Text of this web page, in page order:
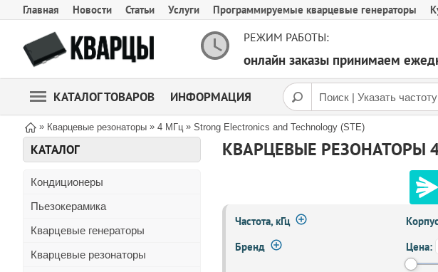
Главная Новости Статьи Услуги Программируемые кварцевые генераторы
РЕЖИМ РАБОТЫ:
онлайн заказы принимаем
КАТАЛОГ ТОВАРОВ ИНФОРМАЦИЯ
» Кварцевые резонаторы » 4 МГц » Strong Electronics and Technology (STE)
КАТАЛОГ
Кондиционеры
Пьезокерамика
Кварцевые генераторы
Кварцевые резонаторы
КВАРЦЕВЫЕ РЕЗОНАТОРЫ 4
Частота, кГц
Корпус
Бренд
Цена: